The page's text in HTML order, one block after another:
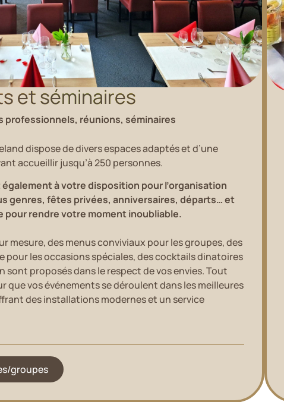
et séminaires
professionnels, réunions, séminaires
dispose de divers espaces adaptés et d’une
accueillir jusqu’à 250 personnes.
à votre disposition pour l’organisation
genres, fêtes privées, anniversaires, départs… et
pour rendre votre moment inoubliable.
mesure, des menus conviviaux pour les groupes, des
pour les occasions spéciales, des cocktails dinatoires
sont proposés dans le respect de vos envies. Tout
que vos événements se déroulent dans les meilleures
des installations modernes et un service
groupes